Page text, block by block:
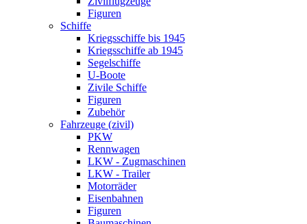
Figuren
Schiffe
Kriegsschiffe bis 1945
Kriegsschiffe ab 1945
Segelschiffe
U-Boote
Zivile Schiffe
Figuren
Zubehör
Fahrzeuge (zivil)
PKW
Rennwagen
LKW - Zugmaschinen
LKW - Trailer
Motorräder
Eisenbahnen
Figuren